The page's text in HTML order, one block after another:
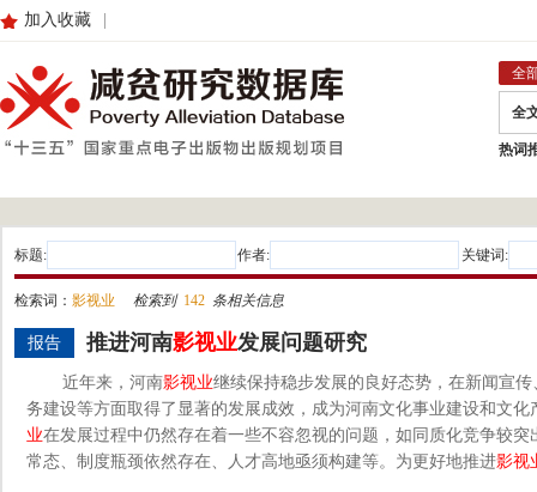
加入收藏
全
全
热词
标题: 作者: 关键词:
检索词： 影视业 检索到 142 条相关信息
报告 推进河南影视业发展问题研究
近年来，河南影视业继续保持稳步发展的良好态势，在新闻宣
务建设等方面取得了显著的发展成效，成为河南文化事业建设和文
业在发展过程中仍然存在着一些不容忽视的问题，如同质化竞争较
常态、制度瓶颈依然存在、人才高地亟须构建等。为更好地推进影视